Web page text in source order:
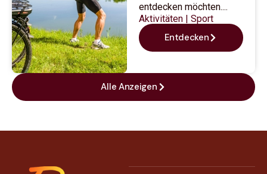
entdecken möchten....
Aktivitäten |Sport
Entdecken
Alle Anzeigen